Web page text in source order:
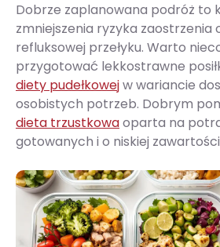
Dobrze zaplanowana podróż to
zmniejszenia ryzyka
refluksowej przełyku. Warto
przygotować lekkostrawne
diety pudełkowejw wariancie
osobistych potrzeb. Dobrym
dieta trzustkowaoparta na
gotowanych i o niskiej zawartości